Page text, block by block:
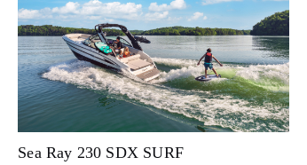
Sea Ray 230 SDX SURF